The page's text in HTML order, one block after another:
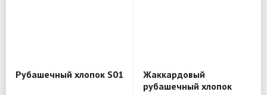
Рубашечный хлопок S01
Жаккардовый
рубашечный хлопок